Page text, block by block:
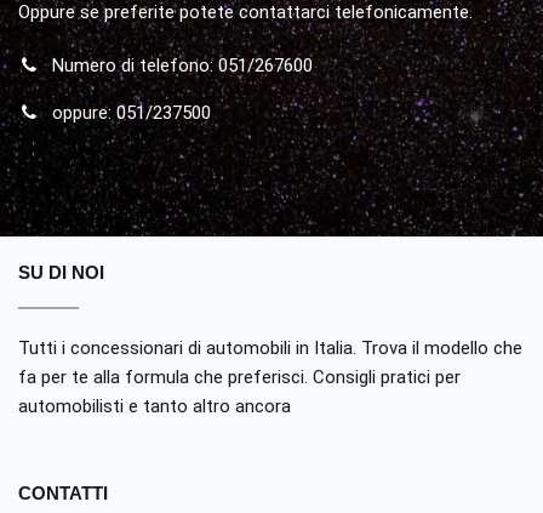
Oppure se preferite potete contattarci telefonicamente.
Numero di telefono: 051/267600
oppure: 051/237500
SU DI NOI
Tutti i concessionari di automobili in Italia. Trova il modello che
fa per te alla formula che preferisci. Consigli pratici per
automobilisti e tanto altro ancora
CONTATTI